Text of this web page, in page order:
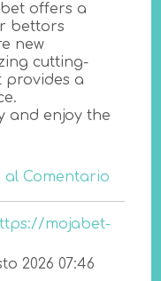
offers a
bettors
new
cutting-
provides a
and enjoy the
al Comentario
mojabet-
2026 07:46